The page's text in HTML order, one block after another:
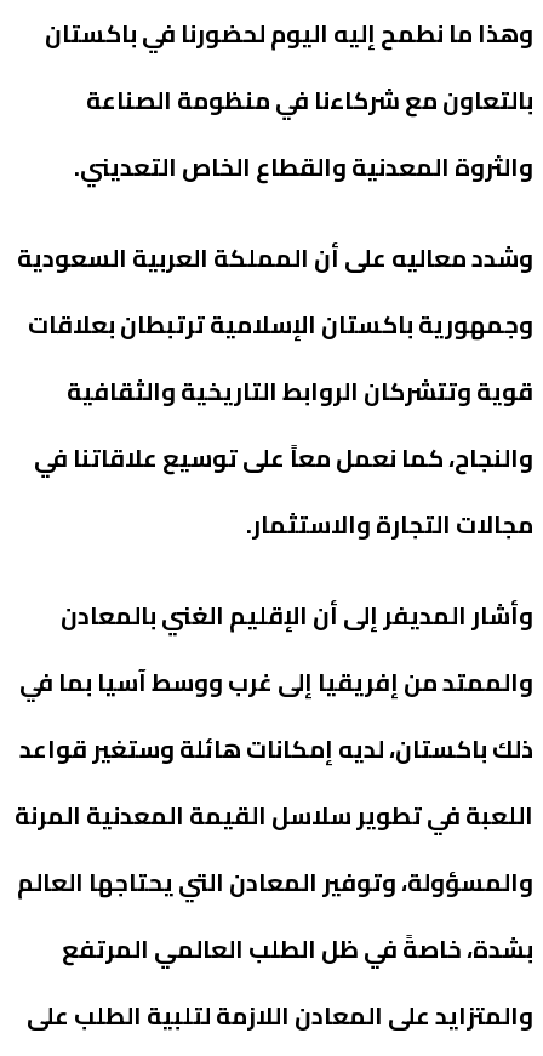
وهذا ما نطمح إليه اليوم لحضورنا في باكستان
بالتعاون مع شركاءنا في منظومة الصناعة
والثروة المعدنية والقطاع الخاص التعديني.
وشدد معاليه على أن المملكة العربية السعودية
وجمهورية باكستان الإسلامية ترتبطان بعلاقات
قوية وتتشركان الروابط التاريخية والثقافية
والنجاح، كما نعمل معاً على توسيع علاقاتنا في
مجالات التجارة والاستثمار.
وأشار المديفر إلى أن الإقليم الغني بالمعادن
والممتد من إفريقيا إلى غرب ووسط آسيا بما في
ذلك باكستان، لديه إمكانات هائلة وستغير قواعد
اللعبة في تطوير سلاسل القيمة المعدنية المرنة
والمسؤولة، وتوفير المعادن التي يحتاجها العالم
بشدة، خاصةً في ظل الطلب العالمي المرتفع
والمتزايد على المعادن اللازمة لتلبية الطلب على